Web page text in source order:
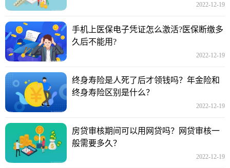
2022-12-19
手机上医保电子凭证怎么激活?医保断缴多
久后不能用?
2022-12-19
终身寿险是人死了后才领钱吗？年金险和
终身寿险区别是什么？
2022-12-19
房贷审核期间可以用网贷吗？网贷审核一
般需要多久？
2022-12-19